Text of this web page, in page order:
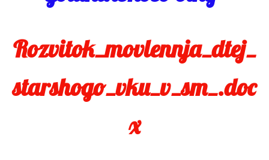
Rozvitok_movlennja_dtej_
starshogo_vku_v_sm_.doc
x